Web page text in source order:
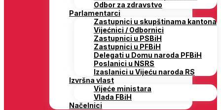
Odbor za zdravstvo
Parlamentarci
Zastupnici u skupštinama kantona
Vijećnici / Odbornici
Zastupnici u PSBiH
Zastupnici u PFBiH
Delegati u Domu naroda PFBiH
Poslanici u NSRS
Izaslanici u Vijeću naroda RS
Izvršna vlast
Vijeće ministara
Vlada FBiH
Načelnici